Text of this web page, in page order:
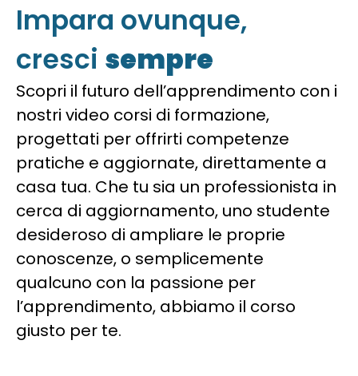
Impara ovunque,
cresci sempre
Scopri il futuro dell’apprendimento con i
nostri video corsi di formazione,
progettati per offrirti competenze
pratiche e aggiornate, direttamente a
casa tua. Che tu sia un professionista in
cerca di aggiornamento, uno studente
desideroso di ampliare le proprie
conoscenze, o semplicemente
qualcuno con la passione per
l’apprendimento, abbiamo il corso
giusto per te.